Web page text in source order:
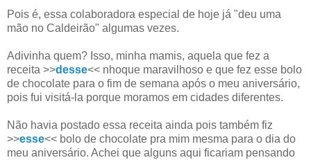
Pois é, essa colaboradora especial de hoje já "deu uma
mão no Caldeirão" algumas vezes.
Adivinha quem? Isso, minha mamis, aquela que fez a
receita >>desse<< nhoque maravilhoso e que fez esse bolo
de chocolate para o fim de semana após o meu aniversário,
pois fui visitá-la porque moramos em cidades diferentes.
Não havia postado essa receita ainda pois também fiz
>>esse<< bolo de chocolate pra mim mesma para o dia do
meu aniversário. Achei que alguns aqui ficariam pensando